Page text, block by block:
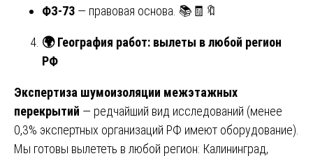
ФЗ-73 — правовая основа. 📚🧾🔖
🌍География работ: вылеты в любой регион
РФ
Экспертиза шумоизоляции межэтажных
перекрытий — редчайший вид исследований (менее
0,3% экспертных организаций РФ имеют оборудование).
Мы готовы вылететь в любой регион: Калининград,